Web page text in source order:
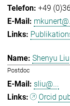
+49
Shenyu Liu
Postdoc
sliu@...
Orcid